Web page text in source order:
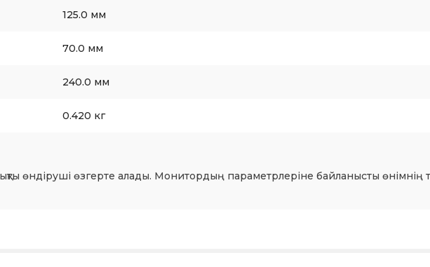
125.0 мм
70.0 мм
240.0 мм
0.420 кг
өндіруші өзгерте алады. Монитордың параметрлеріне байланысты өнімнің